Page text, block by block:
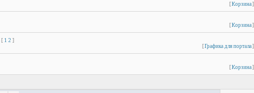
[Корзина]
[Корзина]
[ 1 2 ]
[Графика для портала]
[Корзина]